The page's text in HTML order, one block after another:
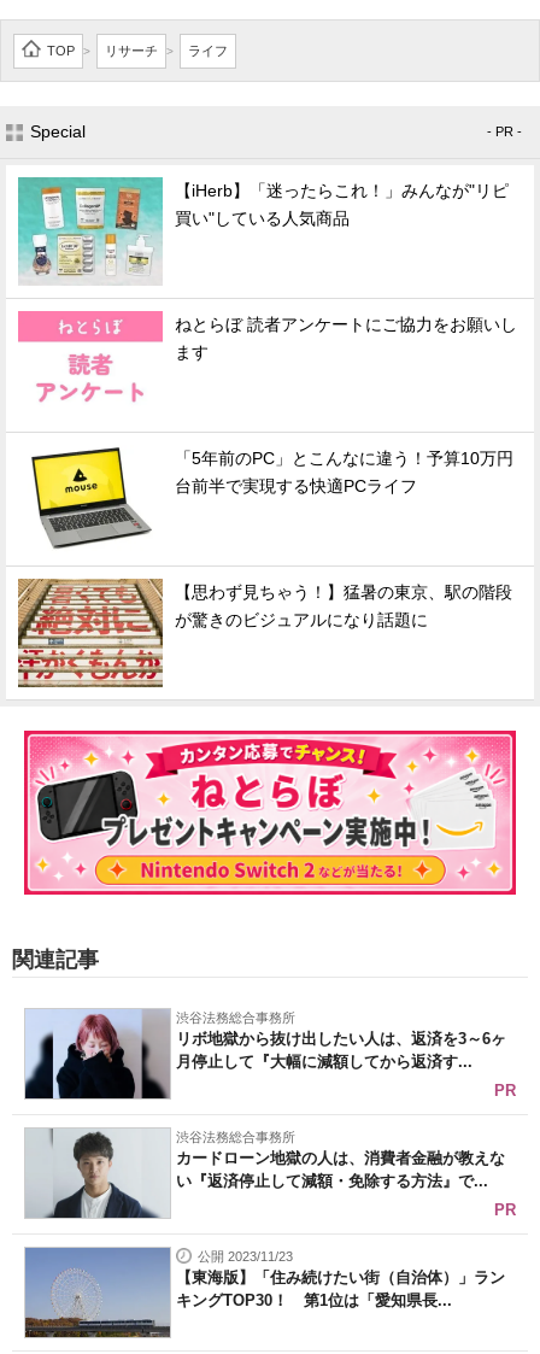
TOP > リサーチ > ライフ
Special - PR -
【iHerb】「迷ったらこれ！」みんなが"リピ
買い"している人気商品
ねとらぼ 読者アンケートにご協力をお願いし
ます
「5年前のPC」とこんなに違う！予算10万円
台前半で実現する快適PCライフ
【思わず見ちゃう！】猛暑の東京、駅の階段
が驚きのビジュアルになり話題に
関連記事
渋谷法務総合事務所
リボ地獄から抜け出したい人は、返済を3～6ヶ
月停止して『大幅に減額してから返済す...
PR
渋谷法務総合事務所
カードローン地獄の人は、消費者金融が教えな
い『返済停止して減額・免除する方法』で...
PR
公開 2023/11/23
【東海版】「住み続けたい街（自治体）」ラン
キングTOP30！ 第1位は「愛知県長...